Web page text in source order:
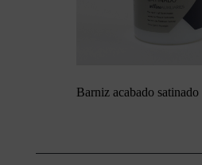
Barniz acabado satinado